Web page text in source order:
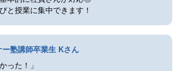
と授業に集中できます！
塾講師卒業生 Kさん
った！」